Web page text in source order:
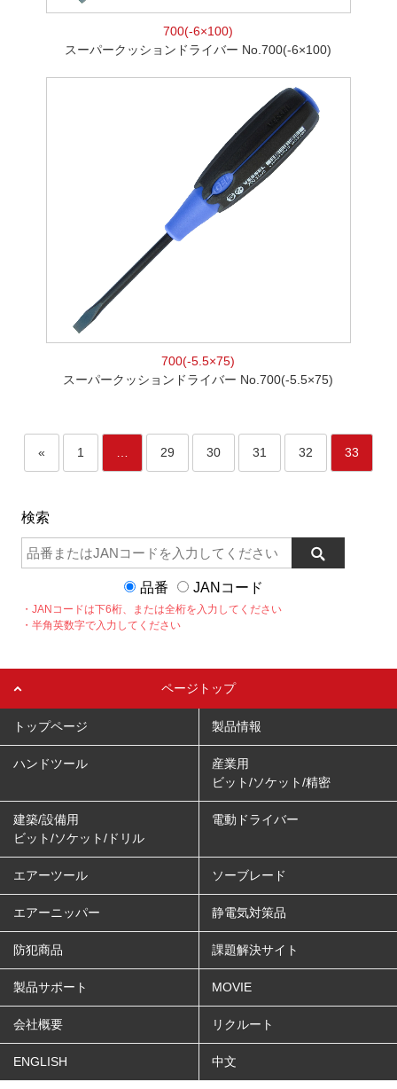
700(-6×100)
スーパークッションドライバー No.700(-6×100)
700(-5.5×75)
スーパークッションドライバー No.700(-5.5×75)
« 1 29 30 31 32 33
検索
品番 JANコード
・JANコードは下6桁、または全桁を入力してください
・半角英数字で入力してください
ページトップ
トップページ 製品情報
ハンドツール
産業用
ビット/ソケット/精密
建築/設備用
ビット/ソケット/ドリル
電動ドライバー
エアーツール ソーブレード
エアーニッパー 静電気対策品
防犯商品 課題解決サイト
製品サポート MOVIE
会社概要 リクルート
ENGLISH 中文